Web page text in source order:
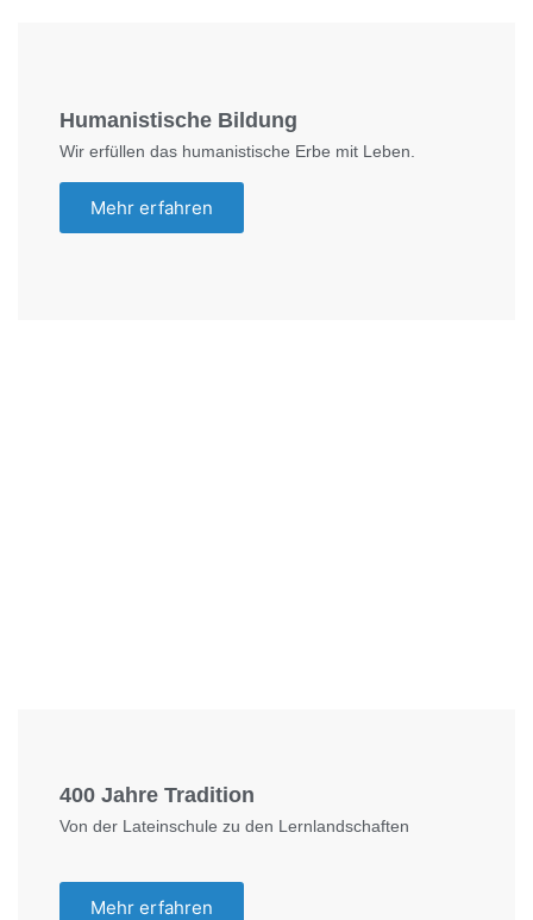
Humanistische Bildung
Wir erfüllen das humanistische Erbe mit Leben.
Mehr erfahren
400 Jahre Tradition
Von der Lateinschule zu den Lernlandschaften
Mehr erfahren